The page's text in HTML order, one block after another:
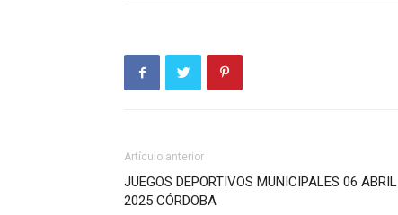
Artículo anterior
JUEGOS DEPORTIVOS MUNICIPALES 06 ABRIL
2025 CÓRDOBA